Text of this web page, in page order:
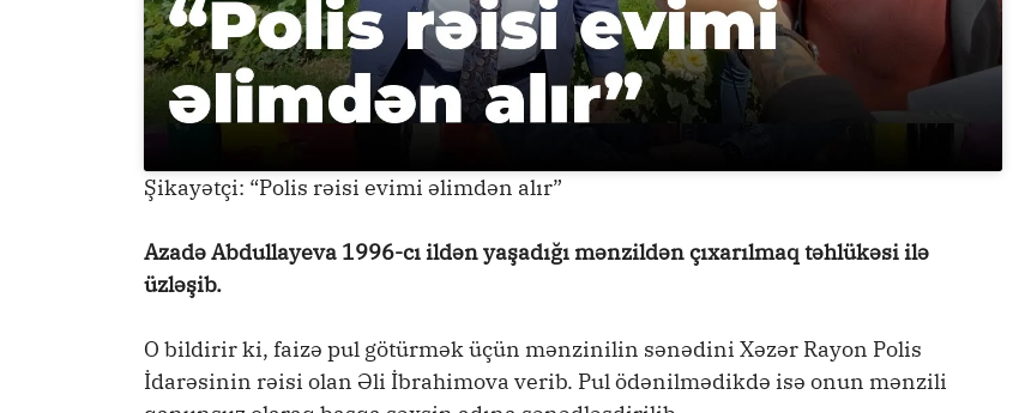
Şikayətçi: “Polis rəisi evimi əlimdən alır”
Azadə Abdullayeva 1996-cı ildən yaşadığı mənzildən çıxarılmaq təhlükəsi ilə
üzləşib.
O bildirir ki, faizə pul götürmək üçün mənzinilin sənədini Xəzər Rayon Polis
İdarəsinin rəisi olan Əli İbrahimova verib. Pul ödənilmədikdə isə onun mənzili